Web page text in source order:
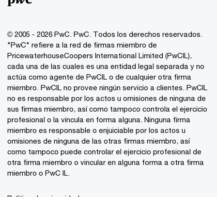
© 2005 - 2026 PwC. PwC. Todos los derechos reservados.
"PwC" refiere a la red de firmas miembro de
PricewaterhouseCoopers International Limited (PwCIL),
cada una de las cuales es una entidad legal separada y no
actúa como agente de PwCIL o de cualquier otra firma
miembro. PwCIL no provee ningún servicio a clientes. PwCIL
no es responsable por los actos u omisiones de ninguna de
sus firmas miembro, así como tampoco controla el ejercicio
profesional o la vincula en forma alguna. Ninguna firma
miembro es responsable o enjuiciable por los actos u
omisiones de ninguna de las otras firmas miembro, así
como tampoco puede controlar el ejercicio profesional de
otra firma miembro o vincular en alguna forma a otra firma
miembro o PwC IL.